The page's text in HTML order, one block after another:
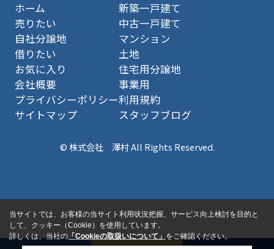
ホーム
売りたい
自社分譲地
借りたい
お気に入り
会社概要
プライバシーポリシー
サイトマップ
新築一戸建て
中古一戸建て
マンション
土地
住宅用分譲地
事業用
利用規約
スタッフブログ
© 株式会社 澤村 All Rights Reserved.
当サイトでは、お客様の当サイト利用状況把握、サービス向上検討を目的と
して、クッキー（Cookie）を使用しています。
詳しくは、当社の「Cookieの取扱いについて」をご確認ください。